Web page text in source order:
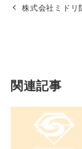
株式会社ミドリ
関連記事